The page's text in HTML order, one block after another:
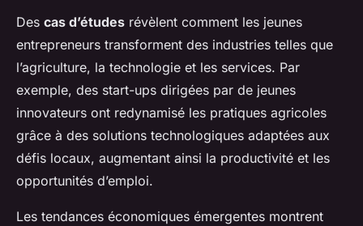
Des cas d’études révèlent comment les jeunes
entrepreneurs transforment des industries telles que
l’agriculture, la technologie et les services. Par
exemple, des start-ups dirigées par de jeunes
innovateurs ont redynamisé les pratiques agricoles
grâce à des solutions technologiques adaptées aux
défis locaux, augmentant ainsi la productivité et les
opportunités d’emploi.
Les tendances économiques émergentes montrent